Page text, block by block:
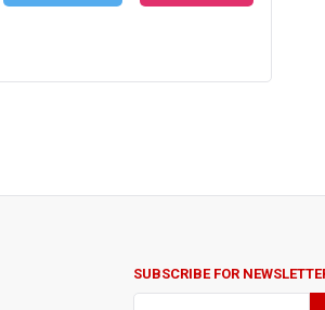
SUBSCRIBE FOR